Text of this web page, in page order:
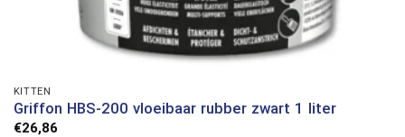
KITTEN
Griffon HBS-200 vloeibaar rubber zwart 1 liter
€26,86